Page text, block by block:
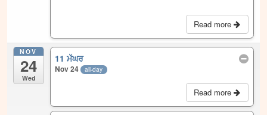
Read more
NOV
24
Wed
11 ਮੱਘਰ
Nov 24 all-day
Read more